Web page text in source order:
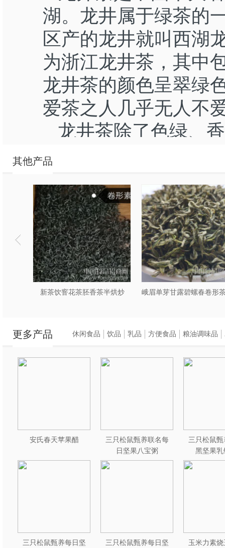
湖。龙井属于绿茶的
区产的龙井就叫西湖
为浙江龙井茶，其中
龙井茶的颜色呈翠绿
爱茶之人几乎无人不
龙井茶除了色绿、
喝茶就能边有效**、
古人以为此泉与海相
曾在此炼丹。龙井茶
所知。当然，龙井受
香和口感。不管是自
之人的**佳品。
其他产品
新茶饮窨花茶胚香茶半烘炒 峨眉单芽甘露碧螺春卷形
更多产品
安氏春天苹果醋
三只松鼠甄养联名每
日坚果八宝粥
330g*12罐礼盒装
三只松鼠
黑坚果乳
240ml*20
三只松鼠甄养每日坚
三只松鼠甄养每日坚
玉米力素
休闲食品 饮品 乳品 方便食品 粮油调味品